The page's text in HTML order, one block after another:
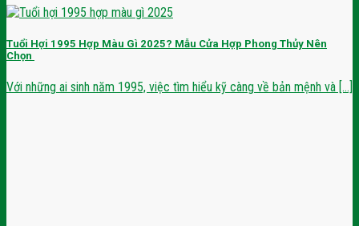
Tuổi Hợi 1995 Hợp Màu Gì 2025? Mẫu Cửa Hợp Phong Thủy Nên
Chọn
Với những ai sinh năm 1995, việc tìm hiểu kỹ càng về bản mệnh và [...]